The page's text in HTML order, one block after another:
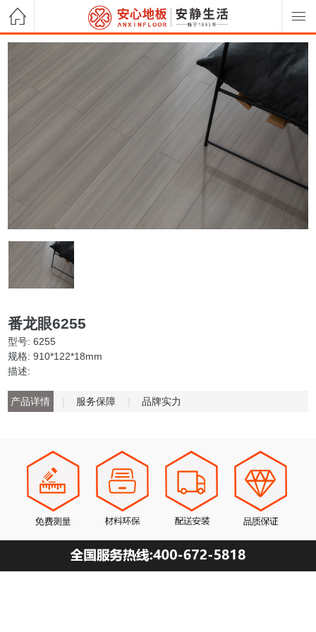
番龙眼6255
型号: 6255
规格: 910*122*18mm
描述:
产品详情 | 服务保障 | 品牌实力